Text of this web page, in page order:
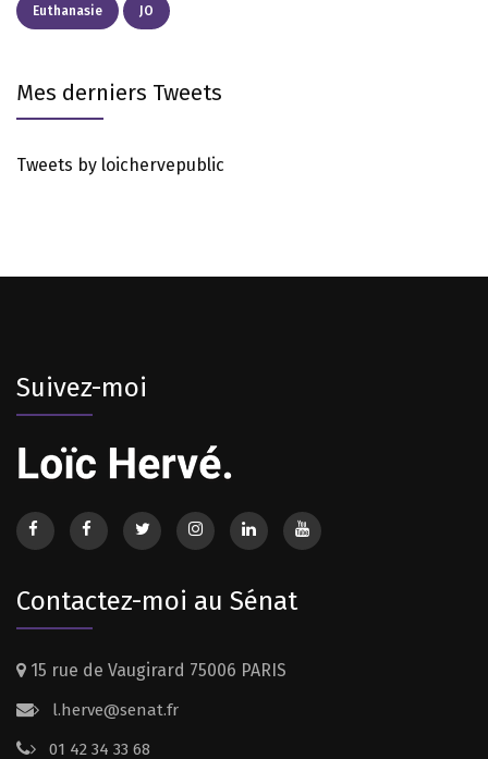
Euthanasie JO
Mes derniers Tweets
Tweets by loichervepublic
Suivez-moi
Contactez-moi au Sénat
15 rue de Vaugirard 75006 PARIS
l.herve@senat.fr
01 42 34 33 68